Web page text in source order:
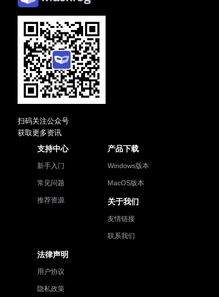
扫码关注公众号
获取更多资讯
支持中心
新手入门
常见问题
推荐资源
产品下载
Windows版本
MacOS版本
关于我们
友情链接
联系我们
法律声明
用户协议
隐私政策